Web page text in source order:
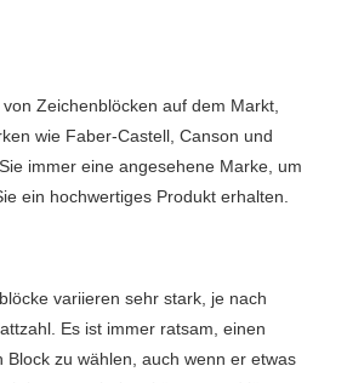
Zeichenblöcken auf dem Markt,
wie Faber-Castell, Canson und
immer eine angesehene Marke, um
ein hochwertiges Produkt erhalten.
variieren sehr stark, je nach
Es ist immer ratsam, einen
Block zu wählen, auch wenn er etwas